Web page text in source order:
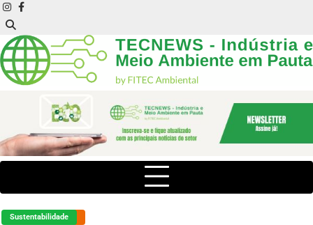
Skip
to
content
instagram
facebook
Sustentabilidade